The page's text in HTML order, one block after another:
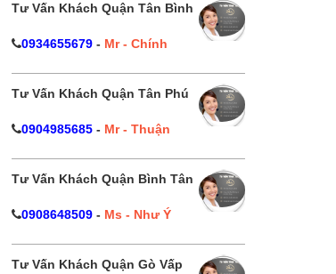
Tư Vấn Khách Quận Tân Bình
0934655679- Mr - Chính
Tư Vấn Khách Quận Tân Phú
0904985685- Mr - Thuận
Tư Vấn Khách Quận Bình Tân
0908648509- Ms - Như Ý
Tư Vấn Khách Quận Gò Vấp